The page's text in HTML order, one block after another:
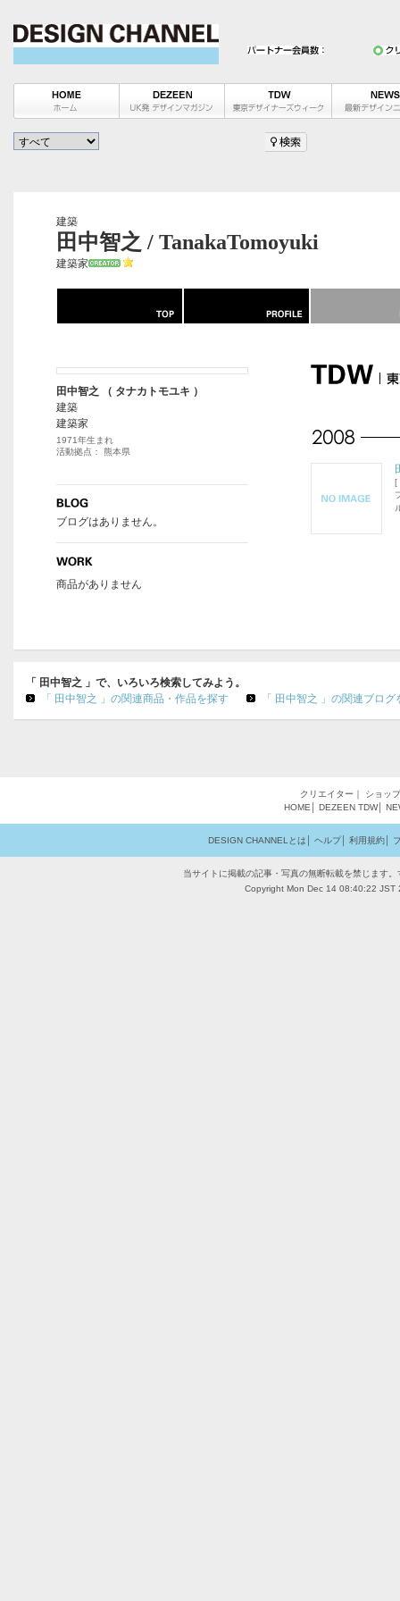
建築
田中智之 / TanakaTomoyuki
建築家
[
田中智之 （ タナカトモユキ ）
建築
建築家
1971年生まれ
活動拠点： 熊本県
ブログはありません。
商品がありません
「 田中智之 」で、いろいろ検索してみよう。
「 田中智之 」の関連商品・作品を探す
「 田中智之 」の関連ブログ
クリエイター ｜ ショップ
HOME
DEZEEN TDW│
DESIGN CHANNELとは ヘルプ│ 利用規約│
当サイトに掲載の記事・写真の無断転載を禁じます
Copyright Mon Dec 14 08:40:22 JST